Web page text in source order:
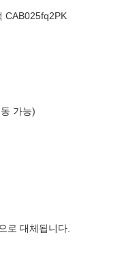
CAB025fq2PK
가능)
로 대체됩니다.